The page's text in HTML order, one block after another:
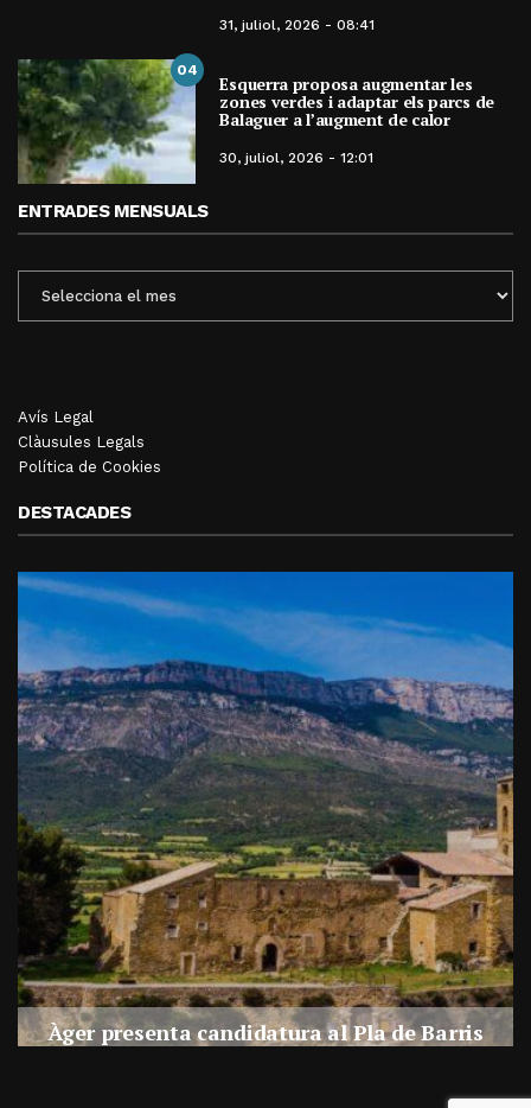
31, juliol, 2026 - 08:41
04
Esquerra proposa augmentar les
zones verdes i adaptar els parcs de
Balaguer a l’augment de calor
30, juliol, 2026 - 12:01
ENTRADES MENSUALS
MENSUALS
Avís Legal
Clàusules Legals
Política de Cookies
DESTACADES
Àger presenta candidatura al Pla de Barris